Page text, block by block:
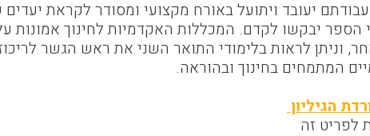
יעובד ויתועל באורח מקצועי ומסודר לקראת
יבקשו לקדם. המכללות האקדמיות לחינוך אמונות
וניתן לראות בלימודי התואר השני את ראש הגשר
המתמחים בחינוך ובהוראה.
הגיליון
לפריט זה